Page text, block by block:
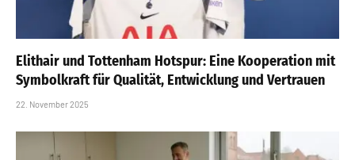
Elithair und Tottenham Hotspur: Eine Kooperation mit
Symbolkraft für Qualität, Entwicklung und Vertrauen
22. November 2025